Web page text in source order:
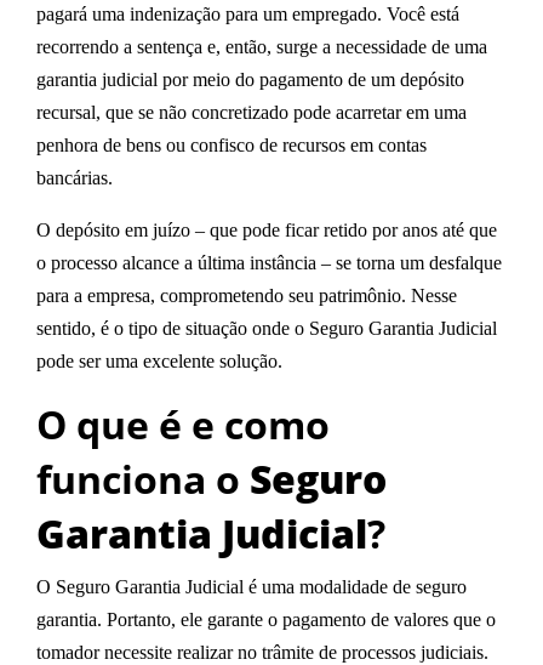
pagará uma indenização para um empregado. Você está
recorrendo a sentença e, então, surge a necessidade de uma
garantia judicial por meio do pagamento de um depósito
recursal, que se não concretizado pode acarretar em uma
penhora de bens ou confisco de recursos em contas
bancárias.
O depósito em juízo – que pode ficar retido por anos até que
o processo alcance a última instância – se torna um desfalque
para a empresa, comprometendo seu patrimônio. Nesse
sentido, é o tipo de situação onde o Seguro Garantia Judicial
pode ser uma excelente solução.
O que é e como
funciona o Seguro
Garantia Judicial?
O Seguro Garantia Judicial é uma modalidade de seguro
garantia. Portanto, ele garante o pagamento de valores que o
tomador necessite realizar no trâmite de processos judiciais.